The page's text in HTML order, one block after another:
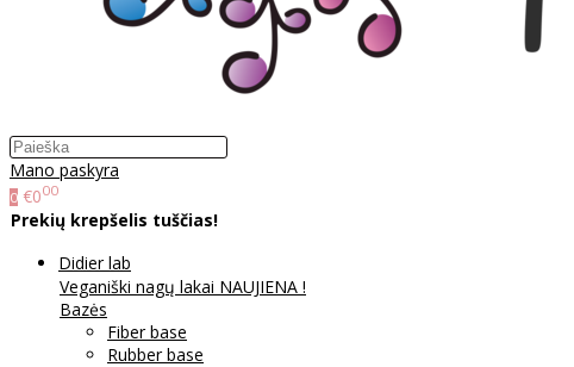
Mano paskyra
0 €000
Prekių krepšelis tuščias!
Didier lab
Veganiški nagų lakai NAUJIENA !
Bazės
Fiber base
Rubber base